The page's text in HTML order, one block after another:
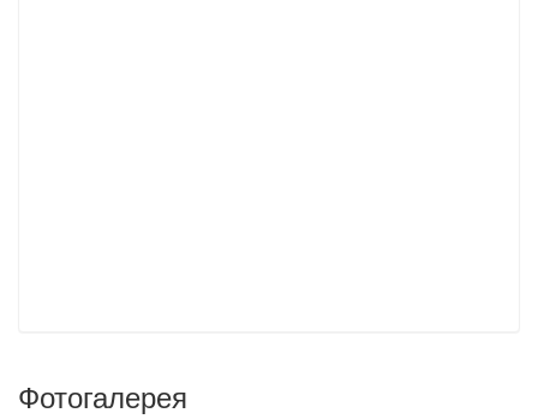
Фотогалерея